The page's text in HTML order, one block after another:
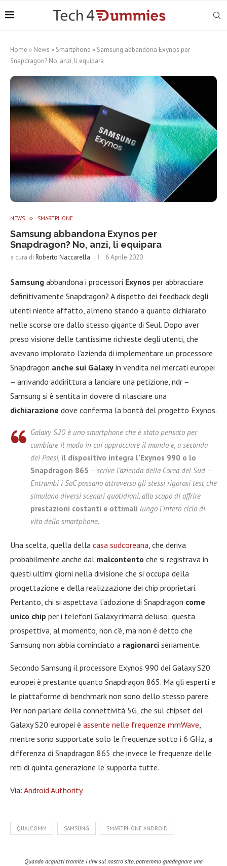
Home » News » Smartphone » Samsung abbandona Exynos per
Snapdragon? No, anzi, li equipara
NEWS SMARTPHONE
Samsung abbandona Exynos per
Snapdragon? No, anzi, li equipara
a cura di Roberto Naccarella 6 Aprile 2020
Samsung abbandona i processori Exynos per abbracciare
definitivamente Snapdragon? A dispetto dei feedback degli
utenti niente affatto, almeno stando a quanto dichiarato
nelle scorse ore dallo stesso gigante di Seul. Dopo aver
preso visione delle tantissime richieste degli utenti, che
avevano implorato l’azienda di implementare un processore
Snapdragon anche sui Galaxy in vendita nei mercati europei
– arrivando addirittura a lanciare una petizione, ndr –
Samsung si è sentita in dovere di rilasciare una
dichiarazione dove conferma la bontà del progetto Exynos.
Galaxy S20 è uno smartphone che è stato pensato per
cambiare il modo in cui approcciare il mondo e, a seconda
dei Paesi, il dispositivo integra l’Exynos 990 o lo
Snapdragon 865 – scrive l’azienda della Corea del Sud –
Entrambi i SoC passano attraverso gli stessi rigorosi test che
simulano diversi scenari quotidiani, allo scopo di offrire
prestazioni costanti e ottimali lungo l’intero ciclo di
vita dello smartphone.
Una scelta, quella della casa sudcoreana, che deriva
probabilmente anche dal malcontento che si registrava in
questi ultimi giorni nella divisione che si occupa della
progettazione e della realizzazione dei chip proprietari.
Pertanto, chi si aspettava l’adozione di Snapdragon come
unico chip per i telefoni Galaxy rimarrà deluso: questa
prospettiva, al momento, non c’è, ma non è detto che
Samsung non abbia cominciato a ragionarci seriamente.
Secondo Samsung il processore Exynos 990 dei Galaxy S20
europei è prestante quanto Snapdragon 865. Ma gli esperti e
le piattaforme di benchmark non sono dello stesso parere.
Per non parlare della connettività 5G, che sul chipset dei
Galaxy S20 europei è assente nelle frequenze mmWave,
mentre sono supportate solo le frequenze sotto i 6 GHz, a
differenza di Snapdragon 865 che invece le frequenze delle
reti di quinta generazione le supporta tutte.
Via: Android Authority
QUALCOMM SAMSUNG SMARTPHONE ANDROID
Quando acquisti tramite i link sul nostro sito, potremmo guadagnare una